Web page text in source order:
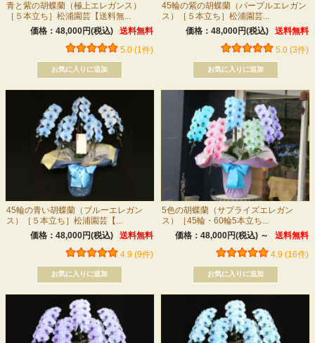
青と紫の胡蝶蘭（極上エレガンス）
［５本立ち］松浦園芸【送料無...
価格：48,000円(税込)
送料無料
5.0 (1件)
45輪の紫の胡蝶蘭（パープルエレガン
ス）［５本立ち］松浦園芸...
価格：48,000円(税込)
送料無料
5.0 (3件)
45輪の青い胡蝶蘭（ブルーエレガン
ス）［５本立ち］松浦園芸【...
価格：48,000円(税込)
送料無料
4.9 (9件)
5色の胡蝶蘭（サプライズエレガン
ス）［45輪・60輪5本立ち...
価格：48,000円(税込) ～
送料無料
4.9 (16件)